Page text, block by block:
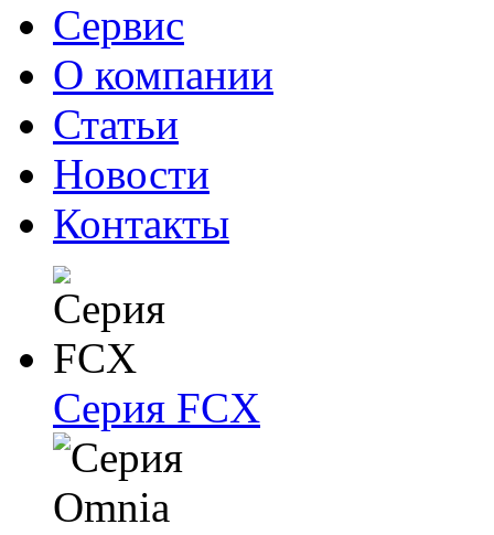
Сервис
О компании
Статьи
Новости
Контакты
Серия FCX